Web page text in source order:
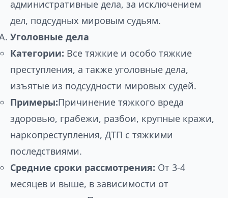
административные дела, за исключением
дел, подсудных мировым судьям.
Уголовные дела
Категории: Все тяжкие и особо тяжкие
преступления, а также уголовные дела,
изъятые из подсудности мировых судей.
Примеры:Причинение тяжкого вреда
здоровью, грабежи, разбои, крупные кражи,
наркопреступления, ДТП с тяжкими
последствиями.
Средние сроки рассмотрения: От 3-4
месяцев и выше, в зависимости от